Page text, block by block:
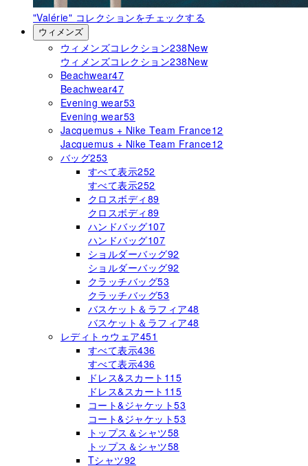
"Valérie" コレクションをチェックする
ウィメンズ
ウィメンズコレクション238New
ウィメンズコレクション238New
Beachwear47
Beachwear47
Evening wear53
Evening wear53
Jacquemus + Nike Team France12
Jacquemus + Nike Team France12
バッグ253
すべて表示252
すべて表示252
クロスボディ 89
クロスボディ 89
ハンドバッグ107
ハンドバッグ107
ショルダーバッグ92
ショルダーバッグ92
クラッチバッグ53
クラッチバッグ53
バスケット＆ラフィア48
バスケット＆ラフィア48
レディトゥウェア451
すべて表示436
すべて表示436
ドレス&スカート 115
ドレス&スカート 115
コート&ジャケット53
コート&ジャケット53
トップス＆シャツ58
トップス＆シャツ58
Tシャツ92